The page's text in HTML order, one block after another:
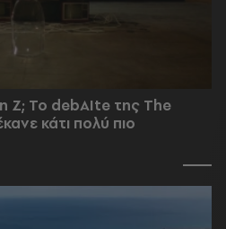
Z; Το debAIte της The
κάτι πολύ πιο